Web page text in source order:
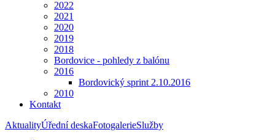
2022
2021
2020
2019
2018
Bordovice - pohledy z balónu
2016
Bordovický sprint 2.10.2016
2010
Kontakt
AktualityÚřední deskaFotogalerieSlužby